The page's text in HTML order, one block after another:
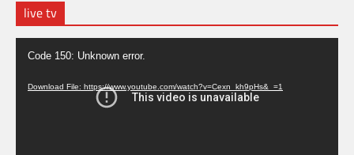
live tv
Video
Player
Code 150: Unknown error.
Download File: https://www.youtube.com/watch?v=Cexn_kh9pHs&_=1